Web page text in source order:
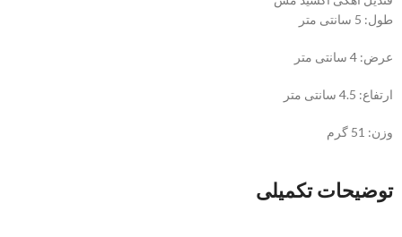
طول: 5 سانتی متر
عرض: 4 سانتی متر
ارتفاع: 4.5 سانتی متر
وزن: 51 گرم
توضیحات تکمیلی